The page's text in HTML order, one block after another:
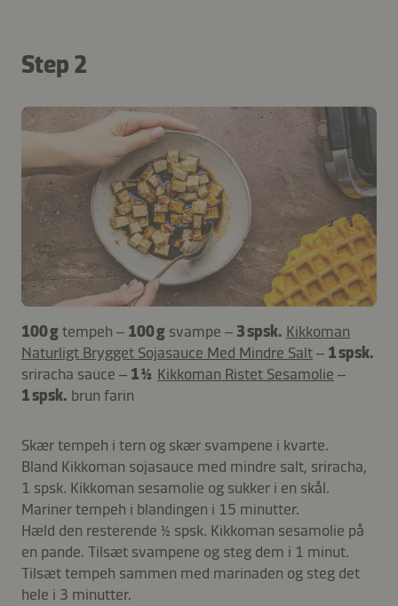
Step 2
100 gtempeh – 100 g svampe – 3 spsk. Kikkoman
Naturligt Brygget Sojasauce Med Mindre Salt– 1 spsk.
sriracha sauce – 1 ½ Kikkoman Ristet Sesamolie –
1 spsk. brun farin
Skær tempeh i tern og skær svampene i kvarte.
Bland Kikkoman sojasauce med mindre salt, sriracha,
1 spsk. Kikkoman sesamolie og sukker i en skål.
Mariner tempeh i blandingen i 15 minutter.
Hæld den resterende ½ spsk. Kikkoman sesamolie på
en pande. Tilsæt svampene og steg dem i 1 minut.
Tilsæt tempeh sammen med marinaden og steg det
hele i 3 minutter.